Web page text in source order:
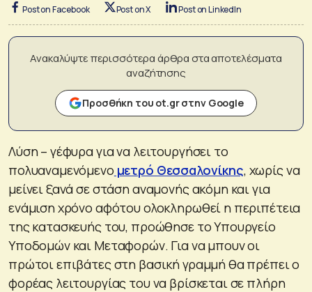
Post on Facebook Post on X Post on LinkedIn
Ανακαλύψτε περισσότερα άρθρα στα αποτελέσματα
αναζήτησης
Προσθήκη του ot.gr στην Google
Λύση – γέφυρα για να λειτουργήσει το
πολυαναμενόμενο μετρό Θεσσαλονίκης, χωρίς να
μείνει ξανά σε στάση αναμονής ακόμη και για
ενάμιση χρόνο αφότου ολοκληρωθεί η περιπέτεια
της κατασκευής του, προώθησε το Υπουργείο
Υποδομών και Μεταφορών. Για να μπουν οι
πρώτοι επιβάτες στη βασική γραμμή θα πρέπει ο
φορέας λειτουργίας του να βρίσκεται σε πλήρη